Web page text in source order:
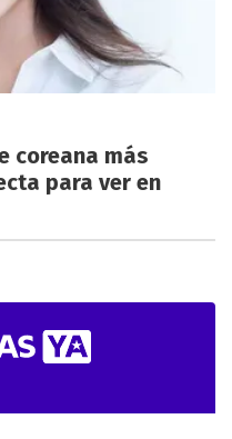
coreana más
para ver en